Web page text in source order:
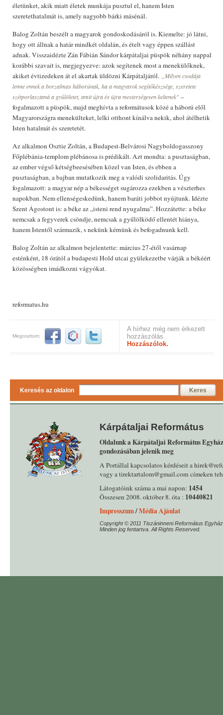
életünket, akik miatt életek munkája pusztul el, hanem Isten
szeretethatalmát is, amely nagyobb bárki másénál.
Balog Zoltán beszélt a magyarok gondoskodásáról is. Kiemelte: jó látni,
hogy ott állnak a határ mindkét oldalán, és ételt vagy éppen szállást
adnak. Visszaidézte Zán Fábián Sándor kárpátaljai püspök néhány nappal
korábbi szavait is, megjegyezve: azok segítenek most a menekülőknek,
akiket évtizedeken át el akartak üldözni Kárpátaljáról.
„Milyen csodája
lenne ennek a borzalmas háborúnak, ha a magyarok segítőkészsége, szeretete
szétporlasztaná a gyűlöletet, amit újra és újra mesterségesen keltenek" –
fogalmazott a püspök, majd meghívta a reformátusok közé a háború elől
Magyarországra menekülteket, lelki otthont kínálva nekik, ahol átélhetik
Isten hatalmát és szeretetét.
Az alkalmon Osztie Zoltán, a Budapest-Belvárosi Nagyboldogasszony
Főplébánia-templom plébánosa is prédikált. Azt mondta: a pusztaságban,
az ember végső kétségbeesésében közel van Isten, és ebben a
pusztaságban, a bajban mutatkozik meg a valódi szolidaritás. Úgy
fogalmazott: a magyar nép a békességet sugározza ezekben a vészterhes
napokban. Nem ellenségeskedünk, hanem baráti jobbot nyújtunk. Idézte
Szent Ágostont is: a béke az „isteni rend nyugalma”. Hozzátette: a béke
nemcsak a fegyverek csöndje, nemcsak a gyűlölködő ellentét hiánya,
hanem Istentől származik, s nekünk kérnünk és befogadnunk kell.
Balog Zoltán az alkalmon bejelentette: március 27-étől vasárnap
esténként, 18 órától a budapesti Hold utcai gyülekezetbe várják a békéért
közösségben imádkozni vágyókat.
reformatus.hu
Megosztom:
A hírhez még nem érkezett
hozzászólás.
Hozzászólok.
Keresés az oldalon Keres
Kárpátaljai Református
Oldalunk a Kárpátaljai Református
gondozásában jelenik meg
A Portállal kapcsolatos kérdéseit a
vagy a tirektartalom@gmail.com címeken
Látogatóink száma a mai napon: 1454
Összesen 2008. október 8. óta : 10440821
Impresszum/Média Ajánlat
Copyright © 2011 Tiszáninneni Református
Minden jog fentartva. All Rights Reserved.